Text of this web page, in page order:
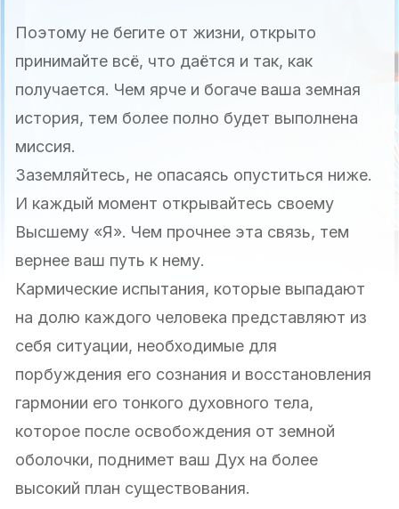
Поэтому не бегите от жизни, открыто
принимайте всё, что даётся и так, как
получается. Чем ярче и богаче ваша земная
история, тем более полно будет выполнена
миссия.
Заземляйтесь, не опасаясь опуститься ниже.
И каждый момент открывайтесь своему
Высшему «Я». Чем прочнее эта связь, тем
вернее ваш путь к нему.
Кармические испытания, которые выпадают
на долю каждого человека представляют из
себя ситуации, необходимые для
порбуждения его сознания и восстановления
гармонии его тонкого духовного тела,
которое после освобождения от земной
оболочки, поднимет ваш Дух на более
высокий план существования.